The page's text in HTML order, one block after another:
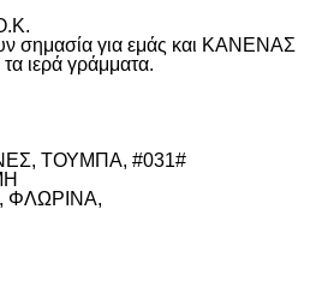
σημασία για εμάς και ΚΑΝΕΝΑΣ
ιερά γράμματα.
ΤΟΥΜΠΑ, #031#
ΦΛΩΡΙΝΑ,